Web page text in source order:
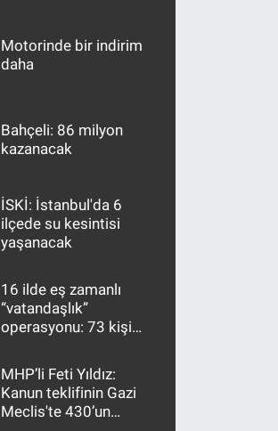
Motorinde bir indirim
daha
Bahçeli: 86 milyon
kazanacak
İSKİ: İstanbul'da 6
ilçede su kesintisi
yaşanacak
16 ilde eş zamanlı
“vatandaşlık”
operasyonu: 73 kişi
MHP’li Feti Yıldız:
Kanun teklifinin Gazi
Meclis'te 430’un